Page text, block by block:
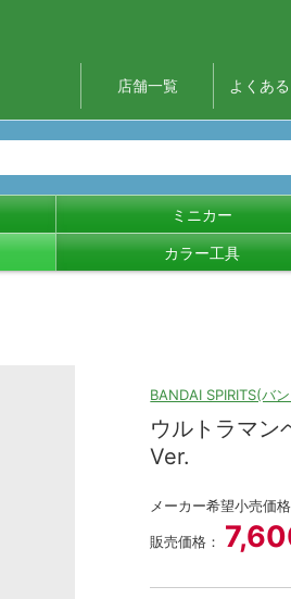
店舗一覧 よくあ
ミニカー
カラー工具
BANDAI SPIRITS(バ
ウルトラマン
Ver.
メーカー希望小売価格
販売価格：